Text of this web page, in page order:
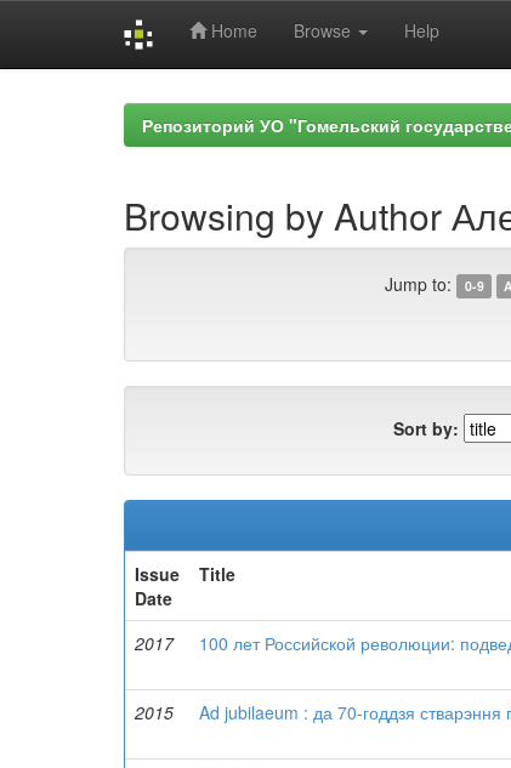
Home Browse Help
Репозиторий УО "Гомельский
Browsing by Author
Jump to: 0-9 A
Sort by:
Issue
Date
Title
2017 100 лет Российской революции:
2015
Ad jubilaeum : да 70-годдзя стварэння